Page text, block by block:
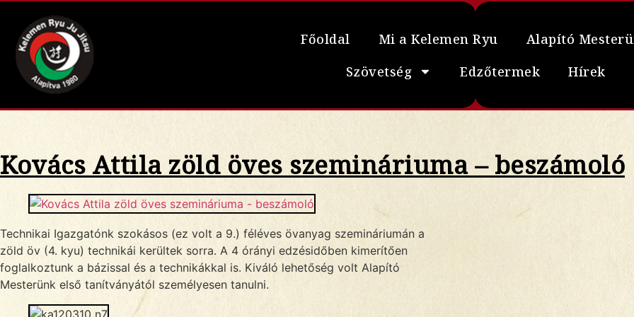
Főoldal Mi a Kelemen Ryu
Alapító
Szövetség
Edzőtermek Hírek
Kovács Attila zöld öves szemináriuma – beszámoló
Technikai Igazgatónk szokásos (ez volt a 9.) féléves övanyag szemináriumán a
zöld öv (4. kyu) technikái kerültek sorra. A 4 órányi edzésidőben kimerítően
foglalkoztunk a bázissal és a technikákkal is. Kiváló lehetőség volt Alapító
Mesterünk első tanítványától személyesen tanulni.